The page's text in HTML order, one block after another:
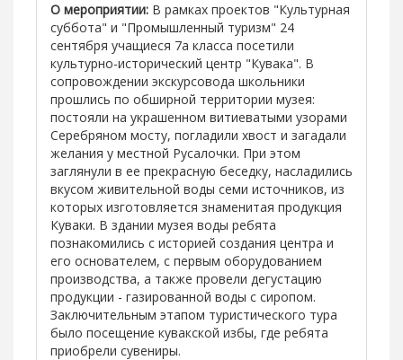
О мероприятии: В рамках проектов "Культурная
суббота" и "Промышленный туризм" 24
сентября учащиеся 7а класса посетили
культурно-исторический центр "Кувака". В
сопровождении экскурсовода школьники
прошлись по обширной территории музея:
постояли на украшенном витиеватыми узорами
Серебряном мосту, погладили хвост и загадали
желания у местной Русалочки. При этом
заглянули в ее прекрасную беседку, насладились
вкусом живительной воды семи источников, из
которых изготовляется знаменитая продукция
Куваки. В здании музея воды ребята
познакомились с историей создания центра и
его основателем, с первым оборудованием
производства, а также провели дегустацию
продукции - газированной воды с сиропом.
Заключительным этапом туристического тура
было посещение кувакской избы, где ребята
приобрели сувениры.